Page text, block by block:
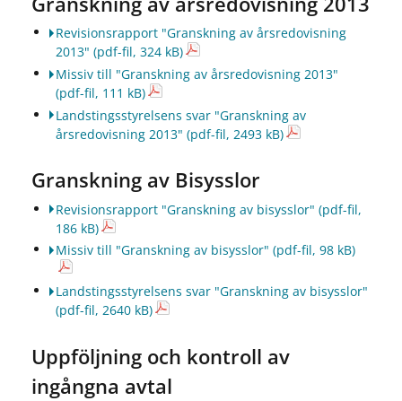
Revisionsrapport "Granskning av årsredovisning
2013" (pdf-fil, 324 kB)
Missiv till "Granskning av årsredovisning 2013"
(pdf-fil, 111 kB)
Landstingsstyrelsens svar "Granskning av
årsredovisning 2013" (pdf-fil, 2493 kB)
Granskning av Bisysslor
Revisionsrapport "Granskning av bisysslor" (pdf-fil,
186 kB)
Missiv till "Granskning av bisysslor" (pdf-fil, 98 kB)
Landstingsstyrelsens svar "Granskning av bisysslor"
(pdf-fil, 2640 kB)
Uppföljning och kontroll av
ingångna avtal